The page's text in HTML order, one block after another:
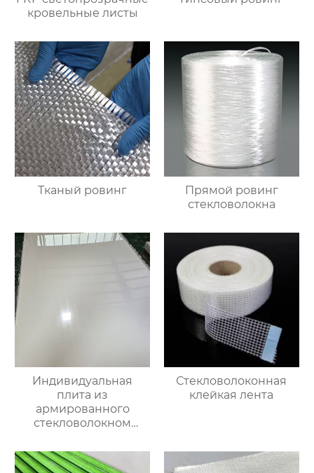
кровельные листы
Тканый ровинг
Прямой ровинг
стекловолокна
Индивидуальная
плита из
армированного
стекловолокном
ненасыщенного
полимера
Стекловолоконная
клейкая лента